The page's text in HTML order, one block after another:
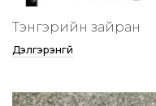
Тэнгэрийн зайран
Дэлгэрэнгүй